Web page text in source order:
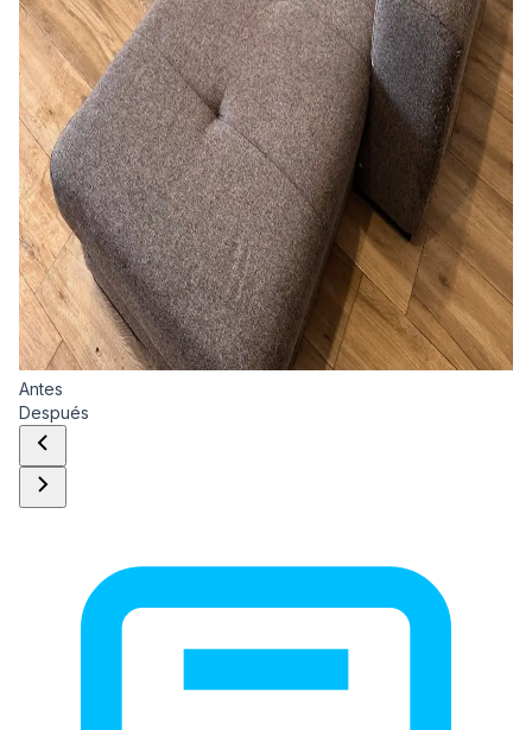
Antes
Después